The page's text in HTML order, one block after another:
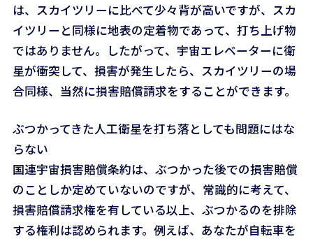
は、スカイツリーに比べて少々背が高いですが、スカ
イツリーと同様に地表の定着物であって、打ち上げ物
ではありません。したがって、宇宙エレベーターに衛
星が衝突して、損害が発生したら、スカイツリーの場
合同様、当然に損害賠償請求をすることができます。
ぶつかってきた人工衛星を打ち落としても問題にはな
らない
国連宇宙損害賠償条約は、ぶつかった後での損害賠償
のことしか定めていないのですが、常識的に考えて、
損害賠償請求権を有している以上、ぶつかるのを排除
する権利は認められます。例えば、あなたが自転車を